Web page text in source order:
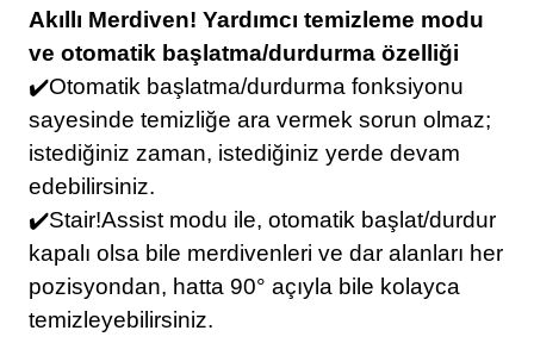
Akıllı Merdiven! Yardımcı temizleme modu
ve otomatik başlatma/durdurma özelliği
✔️Otomatik başlatma/durdurma fonksiyonu
sayesinde temizliğe ara vermek sorun olmaz;
istediğiniz zaman, istediğiniz yerde devam
edebilirsiniz.
✔️Stair!Assist modu ile, otomatik başlat/durdur
kapalı olsa bile merdivenleri ve dar alanları her
pozisyondan, hatta 90° açıyla bile kolayca
temizleyebilirsiniz.